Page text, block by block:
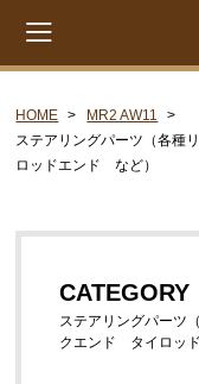
セリカXX MA45
エンジンパーツ
エンジンパーツ
HOME
MR2 AW11
ステアリングパーツ（各
ロッドエンド など）
CATEGORY
ステアリングパー
クエンド タイロッ